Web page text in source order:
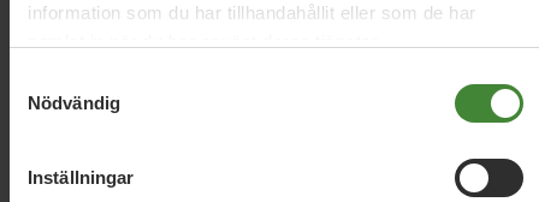
information som du har tillhandahållit eller som de har
Nödvändig
Inställningar
frågor